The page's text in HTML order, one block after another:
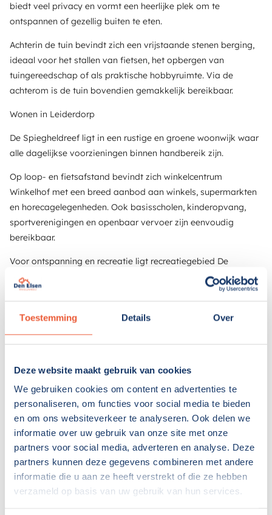
Toestemming Details Over
Deze website maakt gebruik van cookies
We gebruiken cookies om content en advertenties te
personaliseren, om functies voor social media te bieden
en om ons websiteverkeer te analyseren. Ook delen we
informatie over uw gebruik van onze site met onze
partners voor social media, adverteren en analyse. Deze
partners kunnen deze gegevens combineren met andere
informatie die u aan ze heeft verstrekt of die ze hebben
verzameld op basis van uw gebruik van hun services.
biedt veel privacy en vormt een heerlijke plek om te
ontspannen of gezellig buiten te eten.
Achterin de tuin bevindt zich een vrijstaande stenen berging,
ideaal voor het stallen van fietsen, het opbergen van
tuingereedschap of als praktische hobbyruimte. Via de
achterom is de tuin bovendien gemakkelijk bereikbaar.
Wonen in Leiderdorp
De Spiegheldreef ligt in een rustige en groene woonwijk waar
alle dagelijkse voorzieningen binnen handbereik zijn.
Op loop- en fietsafstand bevindt zich winkelcentrum
Winkelhof met een breed aanbod aan winkels, supermarkten
en horecagelegenheden. Ook basisscholen, kinderopvang,
sportverenigingen en openbaar vervoer zijn eenvoudig
bereikbaar.
Voor ontspanning en recreatie ligt recreatiegebied De
Bloemerd op korte afstand. Hier kun je heerlijk wandelen,
fietsen, sporten of genieten van het vele groen.
Daarnaast zijn de uitvalswegen richting Leiden, Den Haag,
levendigheid van de stad.
Bijzonderheden:
• Gebruikersoppervlakte wonen: circa 152 m²;
• Externe bergruimte: circa 7 m²;
• Perceeloppervlakte: 159 m²;
• Vier slaapkamers;
• Royale tweede verdieping met volop
uitbreidingsmogelijkheden;